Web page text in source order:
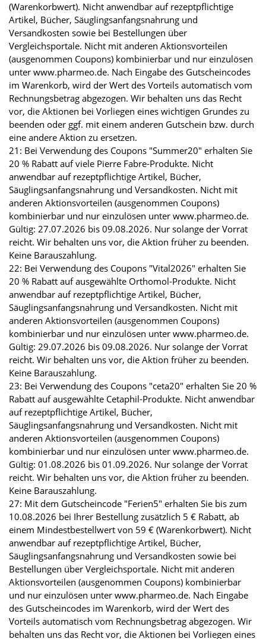
(Warenkorbwert). Nicht anwendbar auf rezeptpflichtige
Artikel, Bücher, Säuglingsanfangsnahrung und
Versandkosten sowie bei Bestellungen über
Vergleichsportale. Nicht mit anderen Aktionsvorteilen
(ausgenommen Coupons) kombinierbar und nur einzulösen
unter www.pharmeo.de. Nach Eingabe des Gutscheincodes
im Warenkorb, wird der Wert des Vorteils automatisch vom
Rechnungsbetrag abgezogen. Wir behalten uns das Recht
vor, die Aktionen bei Vorliegen eines wichtigen Grundes zu
beenden oder ggf. mit einem anderen Gutschein bzw. durch
eine andere Aktion zu ersetzen.
21: Bei Verwendung des Coupons "Summer20" erhalten Sie
20 % Rabatt auf viele Pierre Fabre-Produkte. Nicht
anwendbar auf rezeptpflichtige Artikel, Bücher,
Säuglingsanfangsnahrung und Versandkosten. Nicht mit
anderen Aktionsvorteilen (ausgenommen Coupons)
kombinierbar und nur einzulösen unter www.pharmeo.de.
Gültig: 27.07.2026 bis 09.08.2026. Nur solange der Vorrat
reicht. Wir behalten uns vor, die Aktion früher zu beenden.
Keine Barauszahlung.
22: Bei Verwendung des Coupons "Vital2026" erhalten Sie
20 % Rabatt auf ausgewählte Orthomol-Produkte. Nicht
anwendbar auf rezeptpflichtige Artikel, Bücher,
Säuglingsanfangsnahrung und Versandkosten. Nicht mit
anderen Aktionsvorteilen (ausgenommen Coupons)
kombinierbar und nur einzulösen unter www.pharmeo.de.
Gültig: 29.07.2026 bis 09.08.2026. Nur solange der Vorrat
reicht. Wir behalten uns vor, die Aktion früher zu beenden.
Keine Barauszahlung.
23: Bei Verwendung des Coupons "ceta20" erhalten Sie 20 %
Rabatt auf ausgewählte Cetaphil-Produkte. Nicht anwendbar
auf rezeptpflichtige Artikel, Bücher,
Säuglingsanfangsnahrung und Versandkosten. Nicht mit
anderen Aktionsvorteilen (ausgenommen Coupons)
kombinierbar und nur einzulösen unter www.pharmeo.de.
Gültig: 01.08.2026 bis 01.09.2026. Nur solange der Vorrat
reicht. Wir behalten uns vor, die Aktion früher zu beenden.
Keine Barauszahlung.
27: Mit dem Gutscheincode "Ferien5" erhalten Sie bis zum
10.08.2026 bei Ihrer Bestellung zusätzlich 5 € Rabatt, ab
einem Mindestbestellwert von 59 € (Warenkorbwert). Nicht
anwendbar auf rezeptpflichtige Artikel, Bücher,
Säuglingsanfangsnahrung und Versandkosten sowie bei
Bestellungen über Vergleichsportale. Nicht mit anderen
Aktionsvorteilen (ausgenommen Coupons) kombinierbar
und nur einzulösen unter www.pharmeo.de. Nach Eingabe
des Gutscheincodes im Warenkorb, wird der Wert des
Vorteils automatisch vom Rechnungsbetrag abgezogen. Wir
behalten uns das Recht vor, die Aktionen bei Vorliegen eines